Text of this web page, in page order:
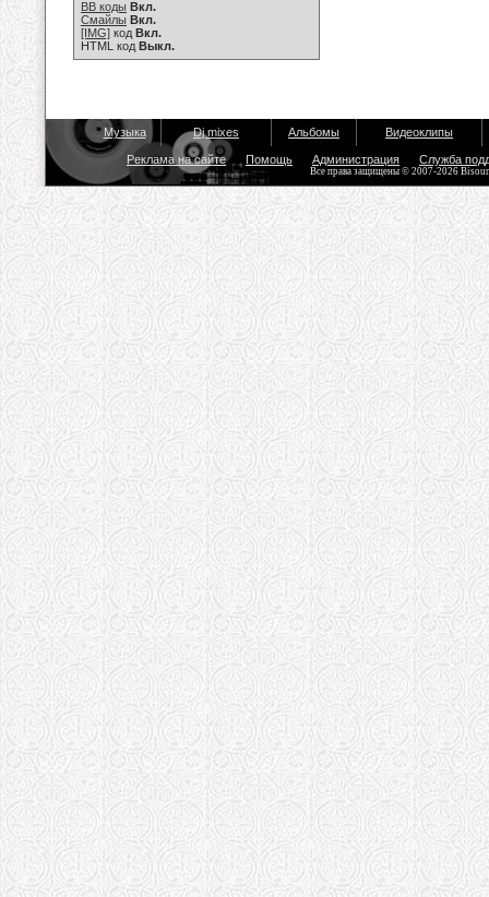
BB коды Вкл.
Смайлы Вкл.
[IMG] код Вкл.
HTML код Выкл.
Музыка Dj mixes Альбомы Видеоклипы
Реклама на сайте Помощь Администрация Служба
Все права защищены © 2007-2026